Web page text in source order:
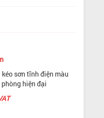
kéo sơn tĩnh điện màu
hiện đại